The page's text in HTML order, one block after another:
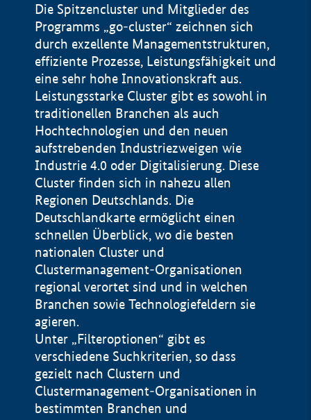
Die Spitzencluster und Mitglieder des
Programms „go-cluster“ zeichnen sich
durch exzellente Managementstrukturen,
effiziente Prozesse, Leistungsfähigkeit und
eine sehr hohe Innovationskraft aus.
Leistungsstarke Cluster gibt es sowohl in
traditionellen Branchen als auch
Hochtechnologien und den neuen
aufstrebenden Industriezweigen wie
Industrie 4.0 oder Digitalisierung. Diese
Cluster finden sich in nahezu allen
Regionen Deutschlands. Die
Deutschlandkarte ermöglicht einen
schnellen Überblick, wo die besten
nationalen Cluster und
Clustermanagement-Organisationen
regional verortet sind und in welchen
Branchen sowie Technologiefeldern sie
agieren.
Unter „Filteroptionen“ gibt es
verschiedene Suchkriterien, so dass
gezielt nach Clustern und
Clustermanagement-Organisationen in
bestimmten Branchen und
Impressum
Datenschutzerklärung
BMWE, 2026 ©
100 km © Geobasis-DE / BKG 2015